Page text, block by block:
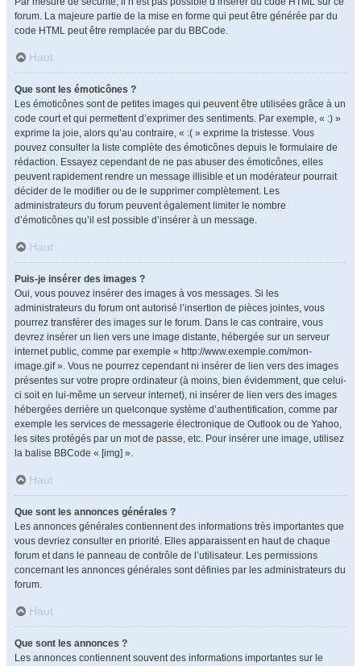
forum. La majeure partie de la mise en forme qui peut être générée par du
code HTML peut être remplacée par du BBCode.
Haut
Que sont les émoticônes ?
Les émoticônes sont de petites images qui peuvent être utilisées grâce à un
code court et qui permettent d’exprimer des sentiments. Par exemple, « :) »
exprime la joie, alors qu’au contraire, « :( » exprime la tristesse. Vous
pouvez consulter la liste complète des émoticônes depuis le formulaire de
rédaction. Essayez cependant de ne pas abuser des émoticônes, elles
peuvent rapidement rendre un message illisible et un modérateur pourrait
décider de le modifier ou de le supprimer complètement. Les
administrateurs du forum peuvent également limiter le nombre
d’émoticônes qu’il est possible d’insérer à un message.
Haut
Puis-je insérer des images ?
Oui, vous pouvez insérer des images à vos messages. Si les
administrateurs du forum ont autorisé l’insertion de pièces jointes, vous
pourrez transférer des images sur le forum. Dans le cas contraire, vous
devrez insérer un lien vers une image distante, hébergée sur un serveur
internet public, comme par exemple « http://www.exemple.com/mon-
image.gif ». Vous ne pourrez cependant ni insérer de lien vers des images
présentes sur votre propre ordinateur (à moins, bien évidemment, que celui-
ci soit en lui-même un serveur internet), ni insérer de lien vers des images
hébergées derrière un quelconque système d’authentification, comme par
exemple les services de messagerie électronique de Outlook ou de Yahoo,
les sites protégés par un mot de passe, etc. Pour insérer une image, utilisez
la balise BBCode « [img] ».
Haut
Que sont les annonces générales ?
Les annonces générales contiennent des informations très importantes que
vous devriez consulter en priorité. Elles apparaissent en haut de chaque
forum et dans le panneau de contrôle de l’utilisateur. Les permissions
concernant les annonces générales sont définies par les administrateurs du
forum.
Haut
Que sont les annonces ?
Les annonces contiennent souvent des informations importantes sur le